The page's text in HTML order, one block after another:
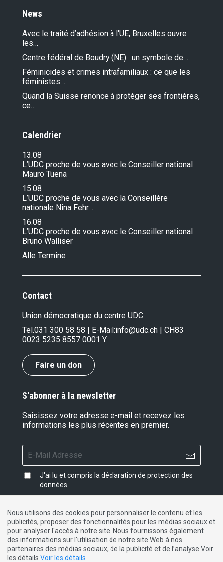
News
Avec le traité d’adhésion à l'UE, Bruxelles ouvre
les…
Centre fédéral de Boudry (NE) : un symbole de…
Féminicides et crimes intrafamiliaux : ce que les
féministes…
Quand la Suisse renonce à protéger ses frontières,
ce…
Calendrier
13.08
L’UDC proche de vous avec le Conseiller national
Mauro Tuena
15.08
L’UDC proche de vous avec la Conseillère
nationale Nina Fehr…
16.08
L’UDC proche de vous avec le Conseiller national
Bruno Walliser
Alle Termine
Contact
Union démocratique du centre UDC
Tel.031 300 58 58 | E-Mail:info@udc.ch | CH83
0023 5235 8557 0001 Y
Faire un don
S'abonner à la newsletter
Saisissez votre adresse e-mail et recevez les
informations les plus récentes en premier.
J'ai lu et compris la déclaration de protection des
données
Impressum| Protection des données|Contact
DE FR IT
Nous utilisons des cookies pour personnaliser le contenu et les
publicités, proposer des fonctionnalités pour les médias sociaux et
pour analyser l'accès à notre site. Nous fournissons également
des informations sur l'utilisation de notre site Web à nos
partenaires des médias sociaux, de la publicité et de l’analyse.Voir
les détails Voir les détails